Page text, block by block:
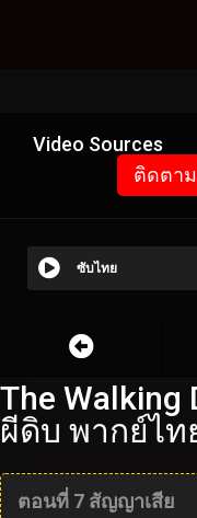
Video Sources
ติดตา
ซับไทย
The Walking
ผีดิบ พากย์ไท
ตอนที่ 7 สัญญาเสีย